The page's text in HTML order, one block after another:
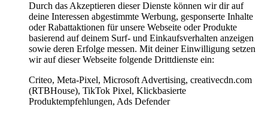
Durch das Akzeptieren dieser Dienste können wir dir auf
deine Interessen abgestimmte Werbung, gesponserte Inhalte
oder Rabattaktionen für unsere Webseite oder Produkte
basierend auf deinem Surf- und Einkaufsverhalten anzeigen
sowie deren Erfolge messen. Mit deiner Einwilligung setzen
wir auf dieser Webseite folgende Drittdienste ein:
Criteo, Meta-Pixel, Microsoft Advertising, creativecdn.com
(RTBHouse), TikTok Pixel, Klickbasierte
Produktempfehlungen, Ads Defender